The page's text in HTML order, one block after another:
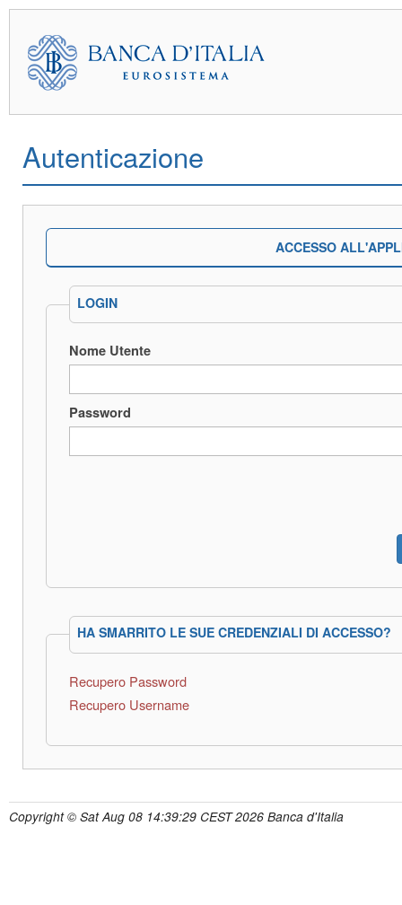
Autenticazione
ACCESSO
LOGIN
Nome Utente
Password
HA SMARRITO LE SUE CREDENZIALI DI ACCESSO?
Recupero Password
Recupero Username
Copyright © Sat Aug 08 14:39:29 CEST 2026 Banca d'Italia